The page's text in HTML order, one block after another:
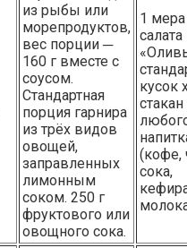
из рыбы или
морепродуктов,
вес порции ─
160 г вместе с
соусом.
Стандартная
порция гарнира
из трёх видов
овощей,
заправленных
лимонным
соком. 250 г
фруктового или
овощного сока.
1 мера
салата
кусок
стакан
(кофе,
сока,